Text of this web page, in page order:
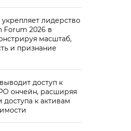
укрепляет лидерство
Forum 2026 в
масштаб,
и признание
доступ к
ончейн, расширяя
доступа к активам